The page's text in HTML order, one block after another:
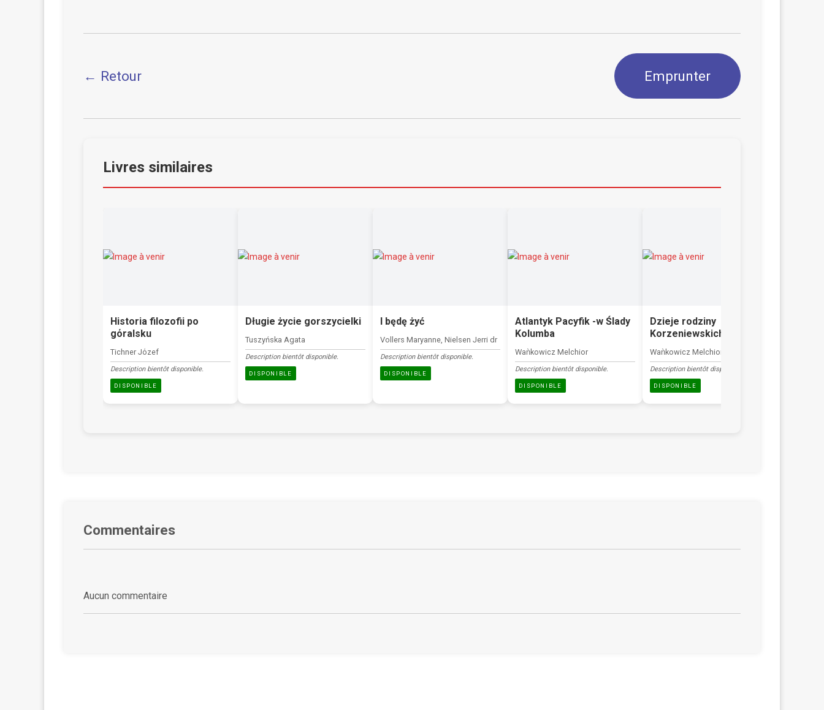
← Retour Emprunter
Livres similaires
Historia filozofii po
gόralsku
Tichner Jόzef
Description bientôt disponible.
DISPONIBLE
Długie życie gorszycielki
Tuszyńska Agata
Description bientôt disponible.
DISPONIBLE
I będę żyć
Vollers Maryanne, Nielsen Jerri dr
Description bientôt disponible.
DISPONIBLE
Atlantyk Pacyfik -w Ślady
Kolumba
Waǹkowicz Melchior
Description bientôt disponible.
DISPONIBLE
Dzieje rodziny
Korzeniewskich
Waǹkowicz Melchior
Description bientôt disponible.
DISPONIBLE
Commentaires
Aucun commentaire